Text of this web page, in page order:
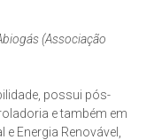
(Associação
possui pós-
e também em
Energia Renovável,